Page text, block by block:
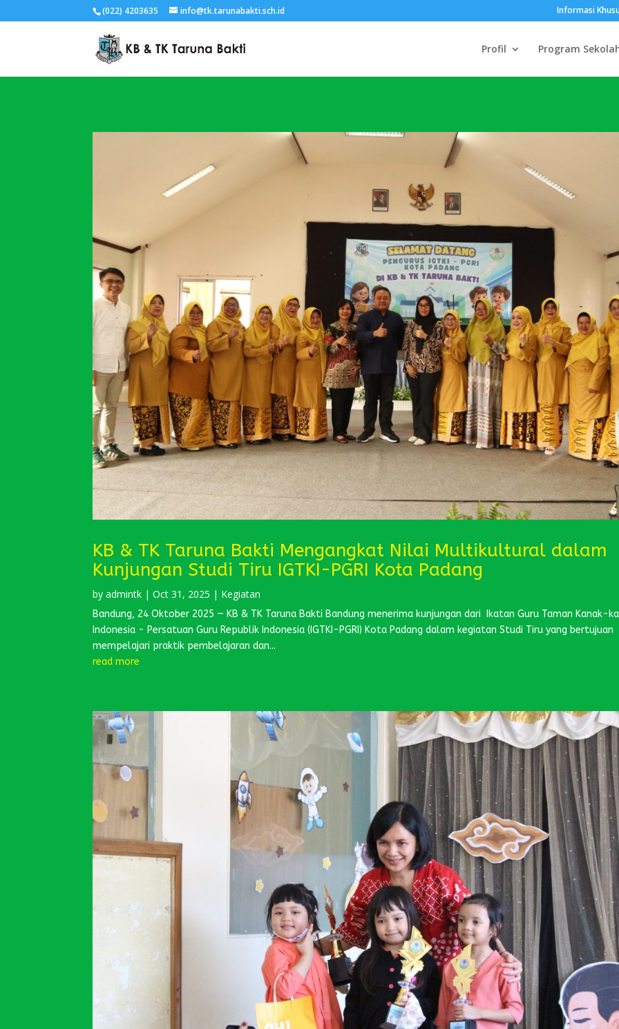
(022) 4203635 info@tk.tarunabakti.sch.id Informasi
Profil Program
KB & TK Taruna Bakti Mengangkat Nilai Multikultural dalam
Kunjungan Studi Tiru IGTKI-PGRI Kota Padang
byadmintk |Oct 31, 2025 | Kegiatan
Bandung, 24 Oktober 2025 — KB & TK Taruna Bakti Bandung menerima kunjungan dari Ikatan Guru Taman Kanak-
Indonesia - Persatuan Guru Republik Indonesia (IGTKI-PGRI) Kota Padang dalam kegiatan Studi Tiru yang bertujuan
mempelajari praktik pembelajaran dan...
read more